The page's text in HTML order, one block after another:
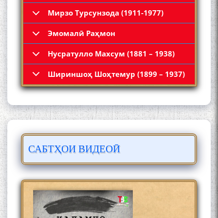
Мирзо Турсунзода (1911-1977)
Эмомалӣ Раҳмон
Нусратулло Махсум (1881 – 1938)
Шириншоҳ Шоҳтемур (1899 – 1937)
САБТҲОИ ВИДЕОӢ
Қадамҷо: Муҳаммадҷон
Раҳимӣ
ЛОҲУТӢ - ФИЛМИ
МУСТАНАД